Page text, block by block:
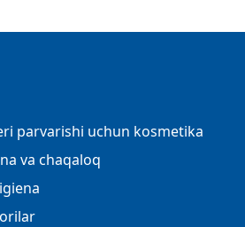
parvarishi uchun kosmetika
va chaqaloq